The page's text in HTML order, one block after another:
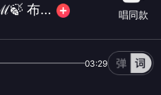
ℳ🍃 布衣💯✅᭄₆🕊不玩币 唱同款
03:29